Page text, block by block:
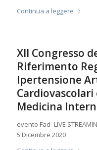
Continua a leggere
XII Congresso
Riferimento
Ipertensione
Medicina
evento Fad- LIVE
5 Dicembre 2020